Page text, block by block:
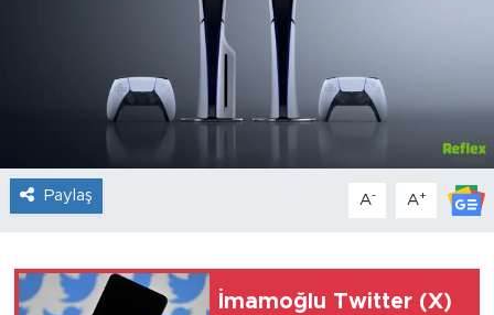
Paylaş A- A+
İmamoğlu Twitter (X)